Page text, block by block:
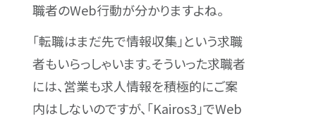
職者のWeb行動が分かりますよね。
「転職はまだ先で情報収集」という求職
者もいらっしゃいます。そういった求職者
には、営業も求人情報を積極的にご案
内はしないのですが、「Kairos3」でWeb